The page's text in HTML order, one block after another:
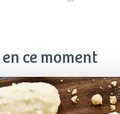
ce moment